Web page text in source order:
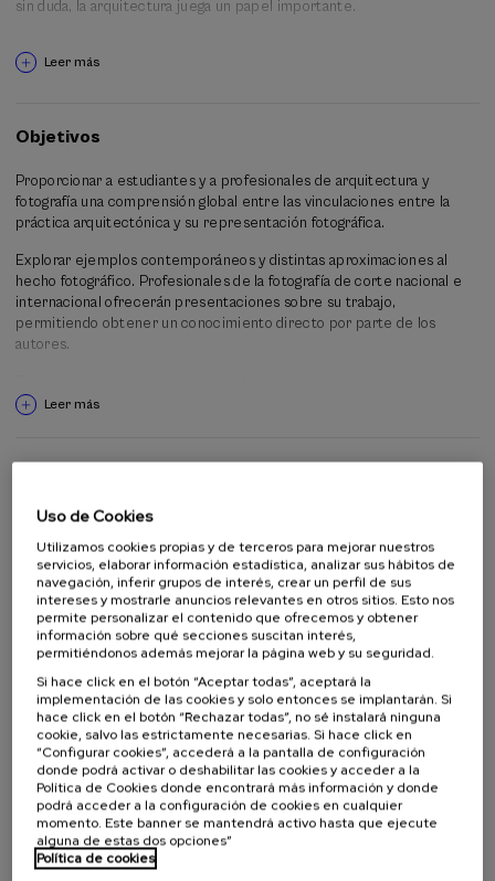
sin duda, la arquitectura juega un papel importante.
a un perfecto aliado para transmitir universalmente su narrativa visual
entonces, profesionales de la arquitectura y de la fotografía, de la
mano, han tomado conciencia del potencial de la fotografía más allá de
Este Curso de Verano propone una exploración algo tangencial a la
fotografía y documentación de arquitectura, conjugando tanto la visión
arquitectura como la aproximación conceptual llevada a cabo por
algunos y algunas artistas visuales cuyo trabajo se centra alrededor de
los espacios construidos y la ciudad. Ambos, fotógrafos y fotógrafas de
arquitectura y arquitecturas fotografiadas, son el objeto de las
conversaciones que se desarrollan durante el programa. Se combinan
personal experto y personas consagradas en el ámbito de la
fotografía, ofreciendo una perspectiva global y contemporánea de la
visual de las obras; y también a fotógrafos y fotógrafas, bien de corte
general o bien con especialización en fotografía. También es de
especial interés para estudiantes de arquitectura con afinidades en
el campo de las artes visuales, la representación y el pensamiento
arquitectónico.
Leer más
Objetivos
Proporcionar a estudiantes y a profesionales de arquitectura y
fotografía una comprensión global entre las vinculaciones entre la
práctica arquitectónica y su representación fotográfica.
Explorar ejemplos contemporáneos y distintas aproximaciones al
hecho fotográfico. Profesionales de la fotografía de corte nacional e
internacional ofrecerán presentaciones sobre su trabajo,
permitiendo obtener un conocimiento directo por parte de los
autores.
profesionales de arquitectura, de fotografía y de distintas disciplinas
ponencias en cuanto a metodología de trabajo.
Leer más
Público en general
Estudiantes no universitarios
Profesionales
Colaboradores
Lista
Uso de Cookies
Utilizamos cookies propias y de terceros para mejorar nuestros
servicios, elaborar información estadística, analizar sus hábitos de
navegación, inferir grupos de interés, crear un perfil de sus
intereses y mostrarle anuncios relevantes en otros sitios. Esto nos
permite personalizar el contenido que ofrecemos y obtener
información sobre qué secciones suscitan interés,
permitiéndonos además mejorar la página web y su seguridad.
Si hace click en el botón “Aceptar todas”, aceptará la
implementación de las cookies y solo entonces se implantarán. Si
hace click en el botón “Rechazar todas”, no sé instalará ninguna
cookie, salvo las estrictamente necesarias. Si hace click en
“Configurar cookies”, accederá a la pantalla de configuración
donde podrá activar o deshabilitar las cookies y acceder a la
Política de Cookies donde encontrará más información y donde
podrá acceder a la configuración de cookies en cualquier
momento. Este banner se mantendrá activo hasta que ejecute
alguna de estas dos opciones”
Política de cookies